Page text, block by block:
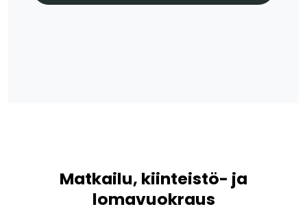
Matkailu, kiinteistö- ja
lomavuokraus